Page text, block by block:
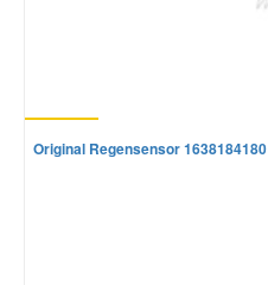
Original Regensensor 1638184180